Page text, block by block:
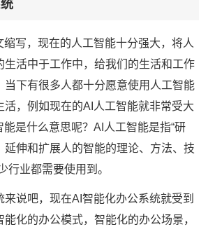
写，现在的人工智能十分强大，将人
生活中于工作中，给我们的生活和工作
当下有很多人都十分愿意使用人工智能
活，例如现在的AI人工智能就非常受大
是什么意思呢？AI人工智能是指“研
延伸和扩展人的智能的理论、方法、技
行业都需要使用到。
说吧，现在AI智能化办公系统就受到
化的办公模式，智能化的办公场景，